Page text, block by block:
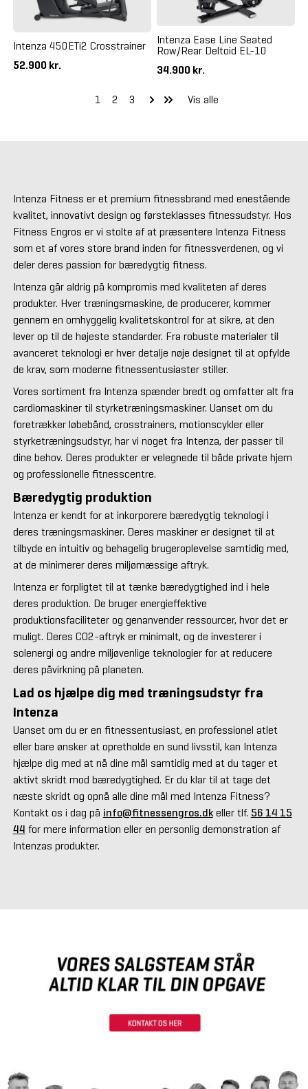
Intenza 450ETi2 Crosstrainer
52.900 kr.
Intenza Ease Line Seated
Row/Rear Deltoid EL-10
34.900 kr.
1 2 3 Vis alle
Intenza Fitness er et premium fitnessbrand med enestående
kvalitet, innovativt design og førsteklasses fitnessudstyr. Hos
Fitness Engros er vi stolte af at præsentere Intenza Fitness
som et af vores store brand inden for fitnessverdenen, og vi
deler deres passion for bæredygtig fitness.
Intenza går aldrig på kompromis med kvaliteten af deres
produkter. Hver træningsmaskine, de producerer, kommer
gennem en omhyggelig kvalitetskontrol for at sikre, at den
lever op til de højeste standarder. Fra robuste materialer til
avanceret teknologi er hver detalje nøje designet til at opfylde
de krav, som moderne fitnessentusiaster stiller.
Vores sortiment fra Intenza spænder bredt og omfatter alt fra
cardiomaskiner til styrketræningsmaskiner. Uanset om du
foretrækker løbebånd, crosstrainers, motionscykler eller
styrketræningsudstyr, har vi noget fra Intenza, der passer til
dine behov. Deres produkter er velegnede til både private hjem
og professionelle fitnesscentre.
Bæredygtig produktion
Intenza er kendt for at inkorporere bæredygtig teknologi i
deres træningsmaskiner. Deres maskiner er designet til at
tilbyde en intuitiv og behagelig brugeroplevelse samtidig med,
at de minimerer deres miljømæssige aftryk.
Intenza er forpligtet til at tænke bæredygtighed ind i hele
deres produktion. De bruger energieffektive
produktionsfaciliteter og genanvender ressourcer, hvor det er
muligt. Deres CO2-aftryk er minimalt, og de investerer i
solenergi og andre miljøvenlige teknologier for at reducere
deres påvirkning på planeten.
Lad os hjælpe dig med træningsudstyr fra
Intenza
Uanset om du er en fitnessentusiast, en professionel atlet
eller bare ønsker at opretholde en sund livsstil, kan Intenza
hjælpe dig med at nå dine mål samtidig med at du tager et
aktivt skridt mod bæredygtighed. Er du klar til at tage det
næste skridt og opnå alle dine mål med Intenza Fitness?
Kontakt os i dag på info@fitnessengros.dkeller tlf. 56 14 15
44 for mere information eller en personlig demonstration af
Intenzas produkter.